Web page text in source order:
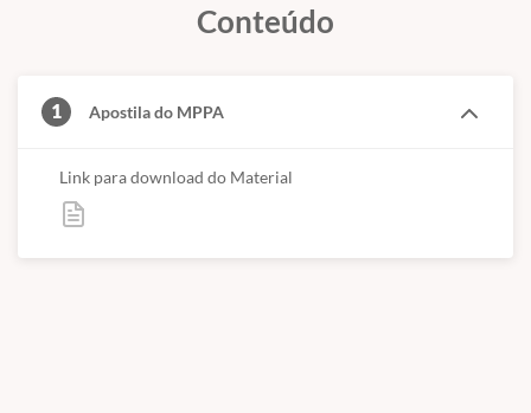
Conteúdo
1 Apostila do MPPA
Link para download do Material